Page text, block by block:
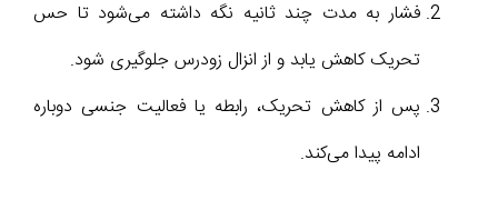
فشار به مدت چند ثانیه نگه داشته می‌شود تا حس
تحریک کاهش یابد و از انزال زودرس جلوگیری شود.
پس از کاهش تحریک، رابطه یا فعالیت جنسی دوباره
ادامه پیدا می‌کند.